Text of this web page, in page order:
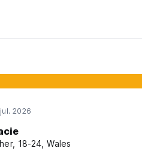
2026
18-24, Wales